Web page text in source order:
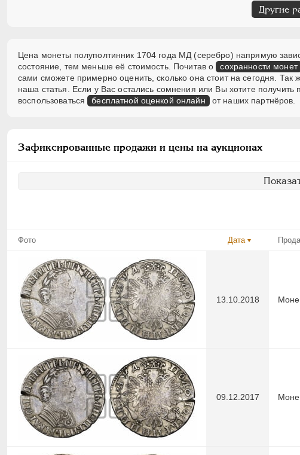
Другие
Цена монеты полуполтинник 1704 года МД (серебро) напрямую
состояние, тем меньше её стоимость. Почитав о сохранности монет
сами сможете примерно оценить, сколько она стоит на сегодня. Так
наша статья. Если у Вас остались сомнения или Вы хотите
воспользоваться бесплатной оценкой онлайн от наших партнёров.
Зафиксированные продажи и цены на аукционах
Фото Дата
13.10.2018
09.12.2017